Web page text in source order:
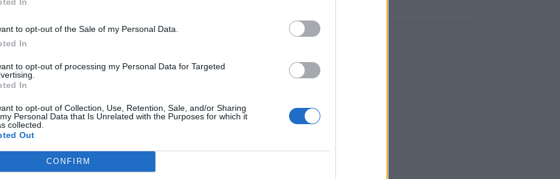
to opt-out of the Sale of my Personal Data.
In
to opt-out of processing my Personal Data for Targeted
In
to opt-out of Collection, Use, Retention, Sale, and/or Sharing
Personal Data that Is Unrelated with the Purposes for which it
collected.
Out
CONFIRM